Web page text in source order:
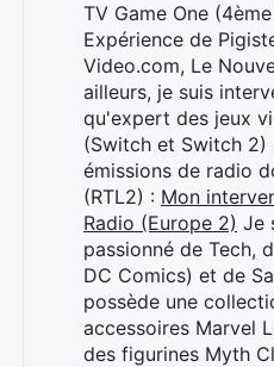
TV Game One
Expérience de
Video.com, Le
ailleurs, je suis
qu'expert des jeux
(Switch et Switch 2)
émissions de radio
(RTL2) : Mon
Radio (Europe 2) Je
passionné de Tech,
DC Comics) et de
possède une
accessoires Marvel
des figurines Myth